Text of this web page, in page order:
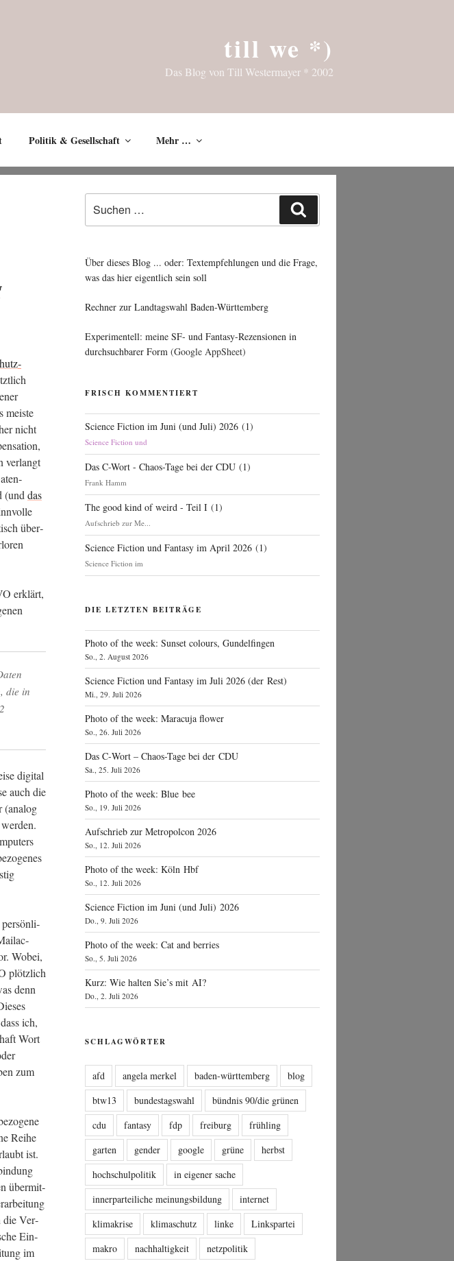
till we *)
Das Blog von Till Westermayer * 2002
Politik & Gesellschaft Mehr …
meis­te
nicht
ver­langt
(und das
über­
erklärt,
die in
digi­tal
auch die
(ana­log
per­sön­li­
Wobei,
plötz­lich
denn
ich,
Wort
zum
Rei­he
ist.
über­mit­
die Ver­
Ein­
im
nach:
Über dieses Blog ... oder: Textempfehlungen und die Frage,
was das hier eigentlich sein soll
Rechner zur Landtagswahl Baden-Württemberg
Experimentell: meine SF- und Fantasy-Rezensionen in
durchsuchbarer Form (Google AppSheet)
FRISCH KOMMENTIERT
Science Fiction im Juni (und Juli) 2026 (1)
Science Fiction und
Das C-Wort - Chaos-Tage bei der CDU (1)
Frank Hamm
The good kind of weird - Teil I (1)
Aufschrieb zur Me...
Science Fiction und Fantasy im April 2026 (1)
Science Fiction im
DIE LETZTEN BEITRÄGE
Photo of the week: Sunset colours, Gundelfingen
So., 2. August 2026
Science Fiction und Fantasy im Juli 2026 (der Rest)
Mi., 29. Juli 2026
Photo of the week: Maracuja flower
So., 26. Juli 2026
Das C‑Wort – Chaos-Tage bei der CDU
Sa., 25. Juli 2026
Photo of the week: Blue bee
So., 19. Juli 2026
Aufschrieb zur Metropolcon 2026
So., 12. Juli 2026
Photo of the week: Köln Hbf
So., 12. Juli 2026
Science Fiction im Juni (und Juli) 2026
Do., 9. Juli 2026
Photo of the week: Cat and berries
So., 5. Juli 2026
Kurz: Wie halten Sie’s mit AI?
Do., 2. Juli 2026
SCHLAGWÖRTER
afd angela merkel baden-württemberg
blog
btw13
bundestagswahl
bündnis 90/die grünen
cdu
fantasy fdp freiburg
frühling
garten
gender google grüne
herbst
hochschulpolitik
in eigener sache
innerparteiliche meinungsbildung
internet
klimakrise
klimaschutz linke
Linkspartei
makro
nachhaltigkeit
netzpolitik